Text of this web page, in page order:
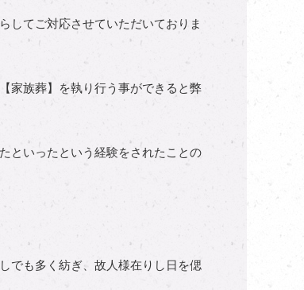
してご対応させていただいておりま
家族葬】を執り行う事ができると弊
といったという経験をされたことの
でも多く紡ぎ、故人様在りし日を偲